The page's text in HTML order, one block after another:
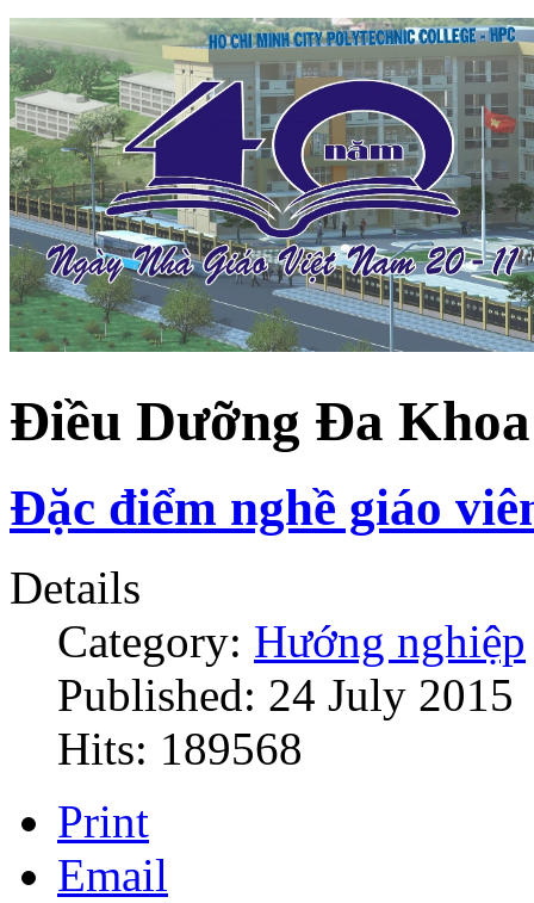
Điều Dưỡng Đa Khoa
Đặc điểm nghề giáo
Details
Category: Hướng nghiệp
Published: 24 July 2015
Hits: 189568
Print
Email